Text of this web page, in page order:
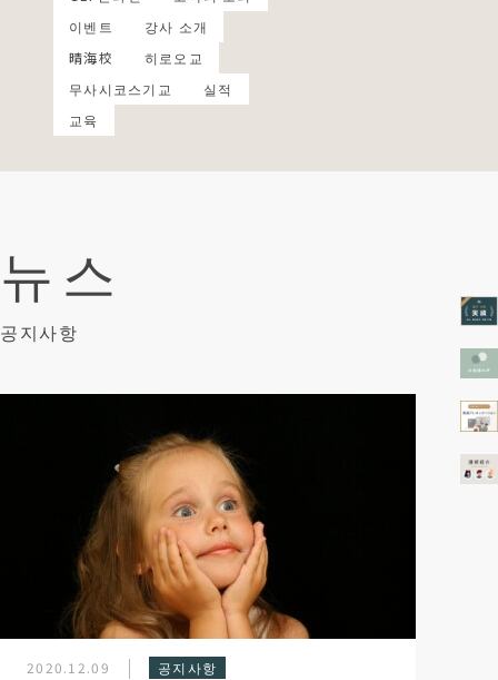
이벤트
강사 소개
晴海校
히로오교
무사시코스기교
실적
교육
뉴스
공지사항
2020.12.09 공지사항